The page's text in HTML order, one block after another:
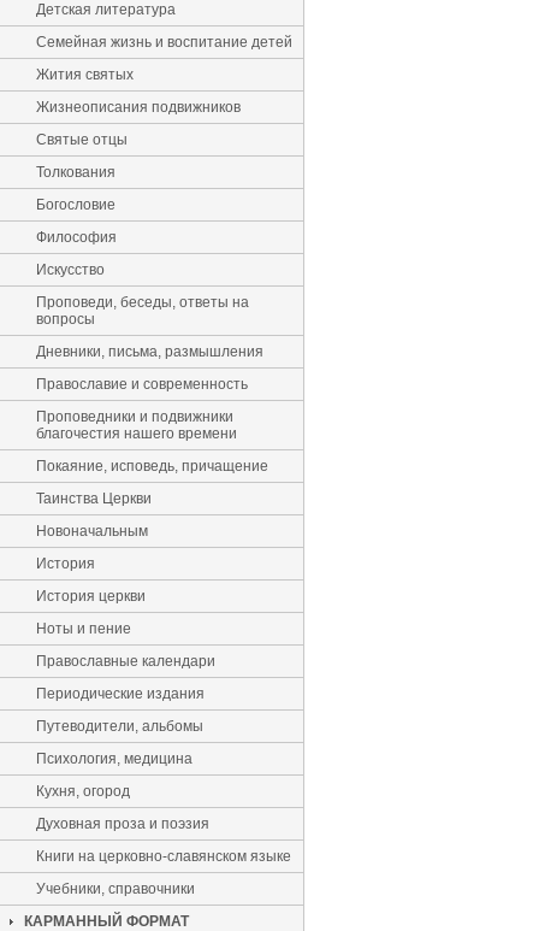
Детская литература
Семейная жизнь и воспитание детей
Жития святых
Жизнеописания подвижников
Святые отцы
Толкования
Богословие
Философия
Искусство
Проповеди, беседы, ответы на
вопросы
Дневники, письма, размышления
Православие и современность
Проповедники и подвижники
благочестия нашего времени
Покаяние, исповедь, причащение
Таинства Церкви
Новоначальным
История
История церкви
Ноты и пение
Православные календари
Периодические издания
Путеводители, альбомы
Психология, медицина
Кухня, огород
Духовная проза и поэзия
Книги на церковно-славянском языке
Учебники, справочники
КАРМАННЫЙ ФОРМАТ